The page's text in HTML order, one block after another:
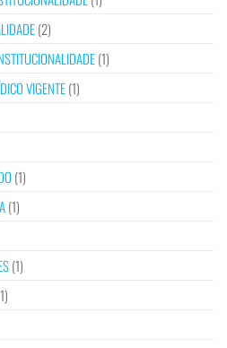
(2)
(1)
VIGENTE(1)
(1)
(1)
(1)